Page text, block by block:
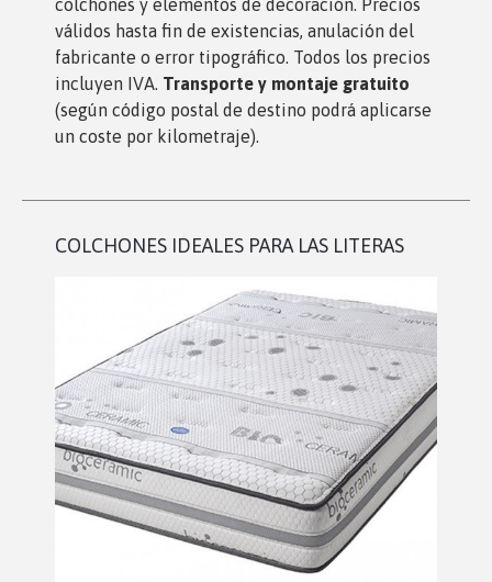
colchones y elementos de decoración. Precios
válidos hasta fin de existencias, anulación del
fabricante o error tipográfico. Todos los precios
incluyen IVA. Transporte y montaje gratuito
(según código postal de destino podrá aplicarse
un coste por kilometraje).
COLCHONES IDEALES PARA LAS LITERAS